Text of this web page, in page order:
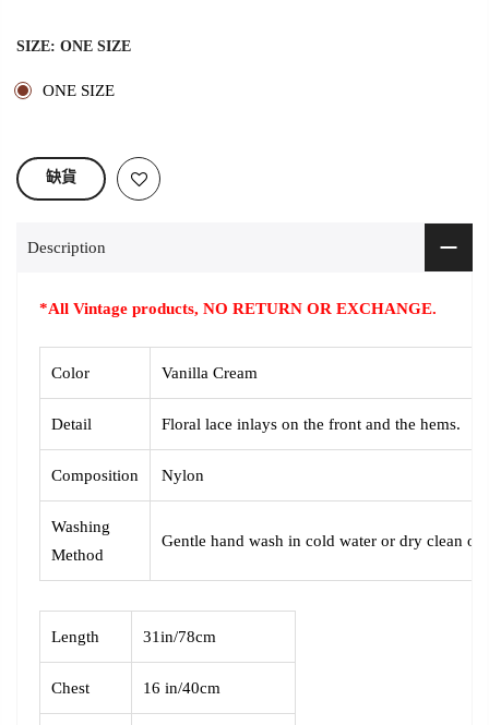
SIZE: ONE SIZE
ONE SIZE
缺貨
Description
*All Vintage products, NO RETURN OR EXCHANGE.
Color Vanilla Cream
Detail Floral lace inlays on the front and the hems.
Composition Nylon
Washing
Method
Gentle hand wash in cold water or dry clean
Length 31in/78cm
Chest 16 in/40cm